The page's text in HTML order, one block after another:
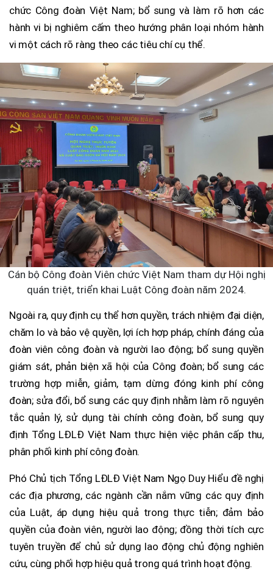
chức Công đoàn Việt Nam; bổ sung và làm rõ hơn các
hành vi bị nghiêm cấm theo hướng phân loại nhóm hành
vi một cách rõ ràng theo các tiêu chí cụ thể.
Cán bộ Công đoàn Viên chức Việt Nam tham dự Hội nghị
quán triệt, triển khai Luật Công đoàn năm 2024.
Ngoài ra, quy định cụ thể hơn quyền, trách nhiệm đại diện,
chăm lo và bảo vệ quyền, lợi ích hợp pháp, chính đáng của
đoàn viên công đoàn và người lao động; bổ sung quyền
giám sát, phản biện xã hội của Công đoàn; bổ sung các
trường hợp miễn, giảm, tạm dừng đóng kinh phí công
đoàn; sửa đổi, bổ sung các quy định nhằm làm rõ nguyên
tắc quản lý, sử dụng tài chính công đoàn, bổ sung quy
định Tổng LĐLĐ Việt Nam thực hiện việc phân cấp thu,
phân phối kinh phí công đoàn.
Phó Chủ tịch Tổng LĐLĐ Việt Nam Ngọ Duy Hiểu đề nghị
các địa phương, các ngành cần nắm vững các quy định
của Luật, áp dụng hiệu quả trong thực tiễn; đảm bảo
quyền của đoàn viên, người lao động; đồng thời tích cực
tuyên truyền để chủ sử dụng lao động chủ động nghiên
cứu, cùng phối hợp hiệu quả trong quá trình hoạt động.